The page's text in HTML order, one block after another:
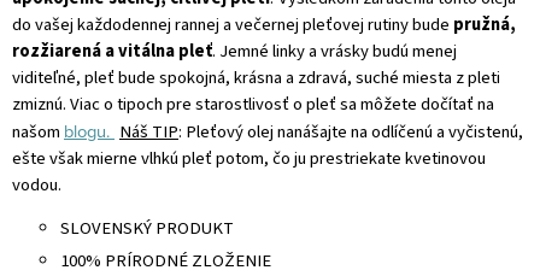
do vašej každodennej rannej a večernej pleťovej rutiny bude pružná,
rozžiarená a vitálna pleť. Jemné linky a vrásky budú menej
viditeľné, pleť bude spokojná, krásna a zdravá, suché miesta z pleti
zmiznú. Viac o tipoch pre starostlivosť o pleť sa môžete dočítať na
našom blogu. Náš TIP: Pleťový olej nanášajte na odlíčenú a vyčistenú,
ešte však mierne vlhkú pleť potom, čo ju prestriekate kvetinovou
vodou.
SLOVENSKÝ PRODUKT
100% PRÍRODNÉ ZLOŽENIE